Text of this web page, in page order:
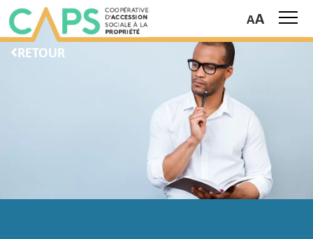
RETOUR
A